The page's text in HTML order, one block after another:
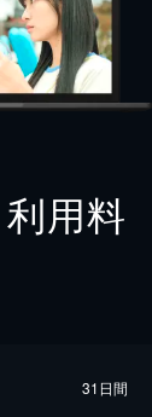
用料
31日間